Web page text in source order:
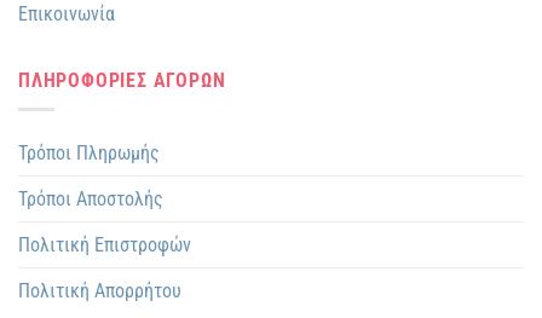
Επικοινωνία
ΠΛΗΡΟΦΟΡΙΕΣ ΑΓΟΡΩΝ
Τρόποι Πληρωμής
Τρόποι Αποστολής
Πολιτική Επιστροφών
Πολιτική Απορρήτου